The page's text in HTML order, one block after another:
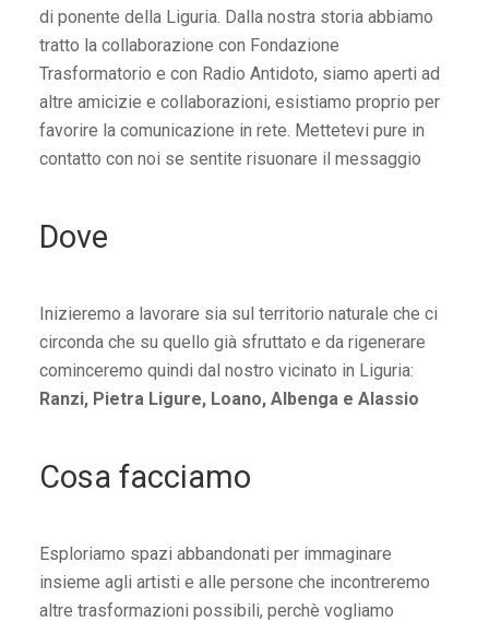
di ponente della Liguria. Dalla nostra storia abbiamo
tratto la collaborazione con Fondazione
Trasformatorio e con Radio Antidoto, siamo aperti ad
altre amicizie e collaborazioni, esistiamo proprio per
favorire la comunicazione in rete. Mettetevi pure in
contatto con noi se sentite risuonare il messaggio
Dove
Inizieremo a lavorare sia sul territorio naturale che ci
circonda che su quello già sfruttato e da rigenerare
cominceremo quindi dal nostro vicinato in Liguria:
Ranzi, Pietra Ligure, Loano, Albenga e Alassio
Cosa facciamo
Esploriamo spazi abbandonati per immaginare
insieme agli artisti e alle persone che incontreremo
altre trasformazioni possibili, perchè vogliamo